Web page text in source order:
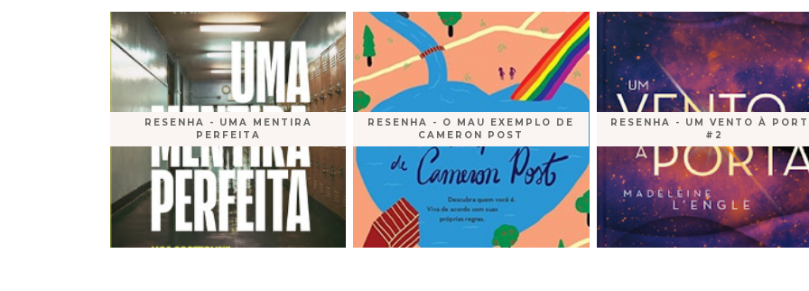
RESENHA - UMA MENTIRA
PERFEITA
RESENHA - O MAU EXEMPLO DE
CAMERON POST
RESENHA - UM VENTO À
#2